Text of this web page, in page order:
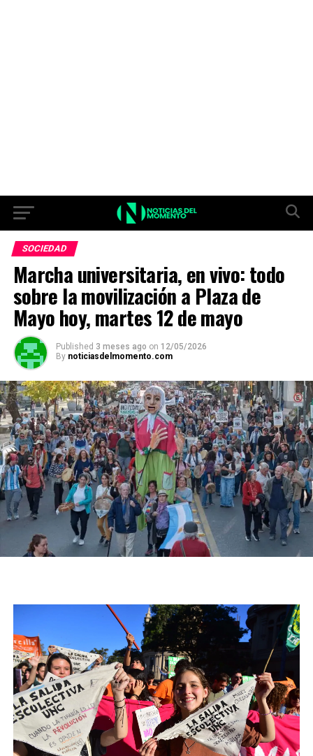
SOCIEDAD
Marcha universitaria, en vivo: todo
sobre la movilización a Plaza de
Mayo hoy, martes 12 de mayo
Published 3 meses ago on 12/05/2026
By noticiasdelmomento.com